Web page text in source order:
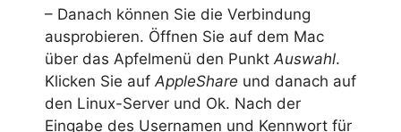
– Danach können Sie die Verbindung
ausprobieren. Öffnen Sie auf dem Mac
über das Apfelmenü den PunktAuswahl.
Klicken Sie aufAppleShare und danach auf
den Linux-Server und Ok. Nach der
Eingabe des Usernamen und Kennwort für